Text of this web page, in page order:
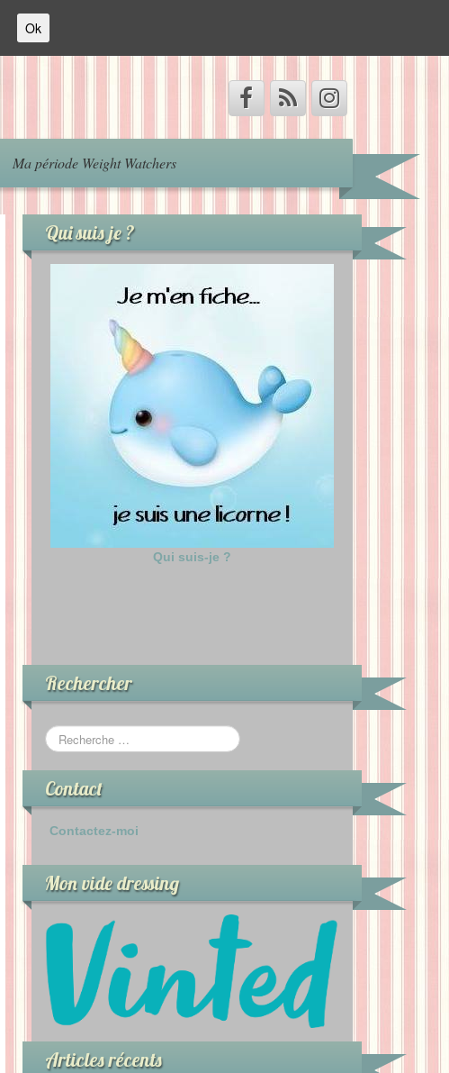
Ma période Weight Watchers
Qui suis je ?
Qui suis-je ?
Rechercher
Contact
Contactez-moi
Mon vide dressing
Articles récents
Ok